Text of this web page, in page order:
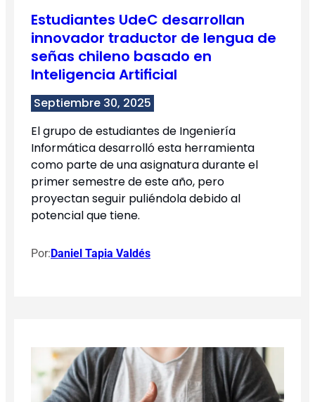
Estudiantes UdeC desarrollan
innovador traductor de lengua de
señas chileno basado en
Inteligencia Artificial
Septiembre 30, 2025
El grupo de estudiantes de Ingeniería
Informática desarrolló esta herramienta
como parte de una asignatura durante el
primer semestre de este año, pero
proyectan seguir puliéndola debido al
potencial que tiene.
Por:Daniel Tapia Valdés